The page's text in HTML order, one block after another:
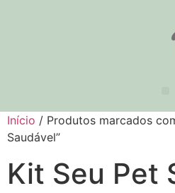
Início / Produtos marcados
Saudável”
Kit Seu Pet